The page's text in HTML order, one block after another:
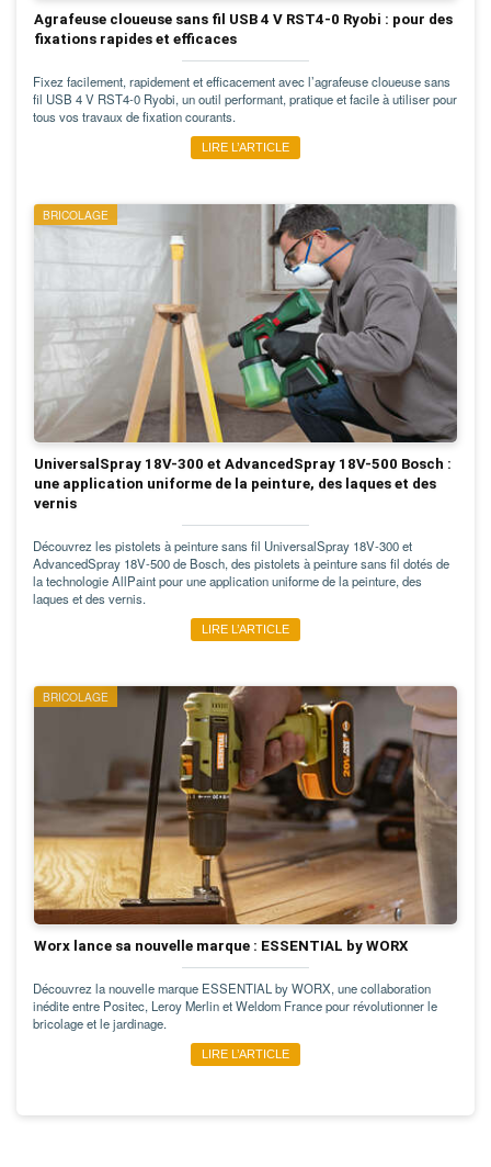
Agrafeuse cloueuse sans fil USB 4 V RST4-0 Ryobi : pour des
fixations rapides et efficaces
Fixez facilement, rapidement et efficacement avec l’agrafeuse cloueuse sans
fil USB 4 V RST4-0 Ryobi, un outil performant, pratique et facile à utiliser pour
tous vos travaux de fixation courants.
LIRE L’ARTICLE
BRICOLAGE
UniversalSpray 18V-300 et AdvancedSpray 18V-500 Bosch :
une application uniforme de la peinture, des laques et des
vernis
Découvrez les pistolets à peinture sans fil UniversalSpray 18V-300 et
AdvancedSpray 18V-500 de Bosch, des pistolets à peinture sans fil dotés de
la technologie AllPaint pour une application uniforme de la peinture, des
laques et des vernis.
LIRE L’ARTICLE
BRICOLAGE
Worx lance sa nouvelle marque : ESSENTIAL by WORX
Découvrez la nouvelle marque ESSENTIAL by WORX, une collaboration
inédite entre Positec, Leroy Merlin et Weldom France pour révolutionner le
bricolage et le jardinage.
LIRE L’ARTICLE